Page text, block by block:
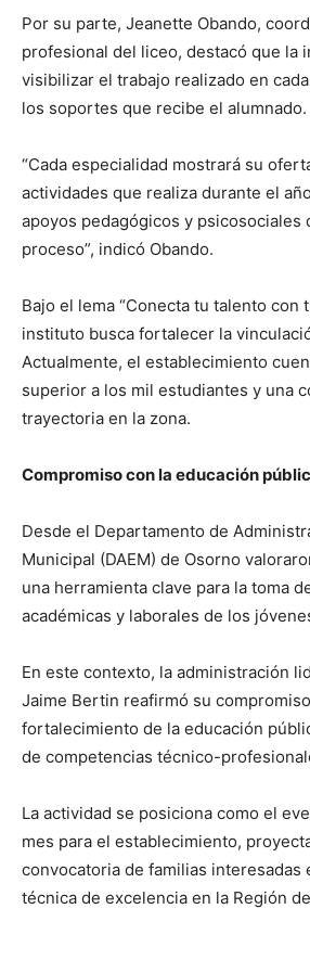
Por su parte, Jeanette Obando,
profesional del liceo, destacó que la
visibilizar el trabajo realizado en
los soportes que recibe el alumnado.
“Cada especialidad mostrará su
actividades que realiza durante el
apoyos pedagógicos y psicosociales
proceso”, indicó Obando.
Bajo el lema “Conecta tu talento con
instituto busca fortalecer la
Actualmente, el establecimiento
superior a los mil estudiantes y una
trayectoria en la zona.
Compromiso con la educación
Desde el Departamento de
Municipal (DAEM) de Osorno
una herramienta clave para la toma
académicas y laborales de los
En este contexto, la administración
Jaime Bertin reafirmó su
fortalecimiento de la educación
de competencias técnico-
La actividad se posiciona como el
mes para el establecimiento,
convocatoria de familias interesadas
técnica de excelencia en la Región